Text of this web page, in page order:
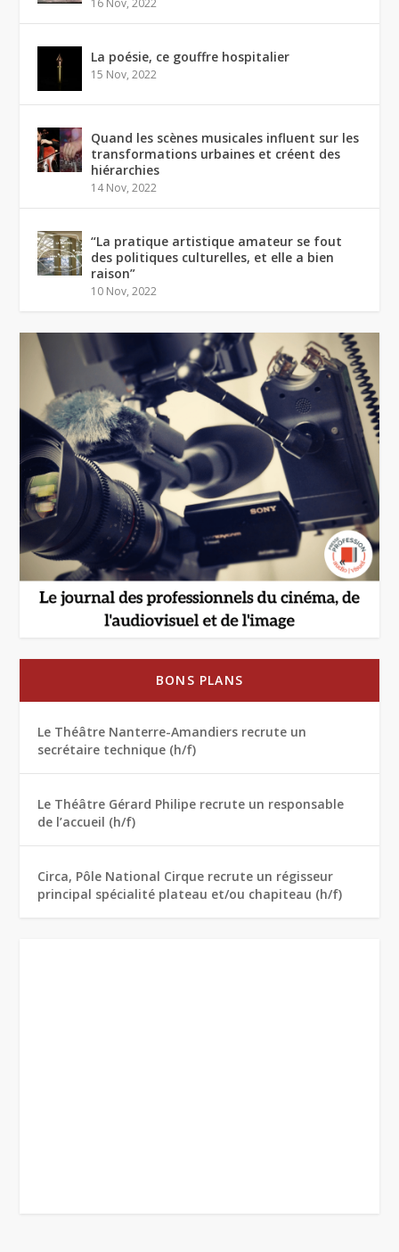
La poésie, ce gouffre hospitalier
15 Nov, 2022
Quand les scènes musicales influent sur les
transformations urbaines et créent des
hiérarchies
14 Nov, 2022
“La pratique artistique amateur se fout
des politiques culturelles, et elle a bien
raison”
10 Nov, 2022
BONS PLANS
Le Théâtre Nanterre-Amandiers recrute un
secrétaire technique (h/f)
Le Théâtre Gérard Philipe recrute un responsable
de l’accueil (h/f)
Circa, Pôle National Cirque recrute un régisseur
principal spécialité plateau et/ou chapiteau (h/f)